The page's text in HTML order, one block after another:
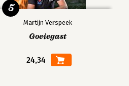
Martijn Verspeek
Goeiegast
24,34
5